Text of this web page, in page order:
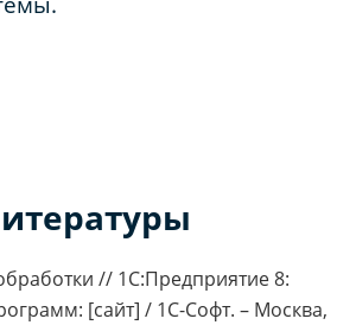
// 1С:Предприятие 8:
[сайт] / 1С-Софт. – Москва,